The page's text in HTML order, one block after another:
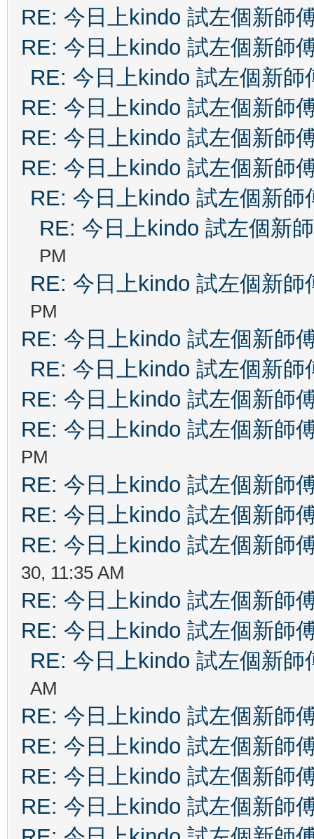
RE: 今日上kindo 試左個新師
RE: 今日上kindo 試左個新師
RE: 今日上kindo 試左個新師
RE: 今日上kindo 試左個新師
RE: 今日上kindo 試左個新師
RE: 今日上kindo 試左個新師
RE: 今日上kindo 試左個新師
RE: 今日上kindo 試左個新
PM
RE: 今日上kindo 試左個新師
PM
RE: 今日上kindo 試左個新師
RE: 今日上kindo 試左個新師
RE: 今日上kindo 試左個新師
RE: 今日上kindo 試左個新師
PM
RE: 今日上kindo 試左個新師
RE: 今日上kindo 試左個新師
RE: 今日上kindo 試左個新師
30, 11:35 AM
RE: 今日上kindo 試左個新師
RE: 今日上kindo 試左個新師
RE: 今日上kindo 試左個新師
AM
RE: 今日上kindo 試左個新師
RE: 今日上kindo 試左個新師
RE: 今日上kindo 試左個新師
RE: 今日上kindo 試左個新師